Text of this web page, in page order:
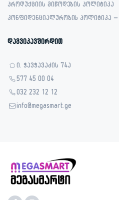
პროდუქციის მიწოდების პოლიტიკა
კონფიდენციალურობის პოლიტიკა –
დაგვიკავშირდით
ი. ჭავჭავაძის 74ა
577 45 00 04
032 232 12 12
info@megasmart.ge